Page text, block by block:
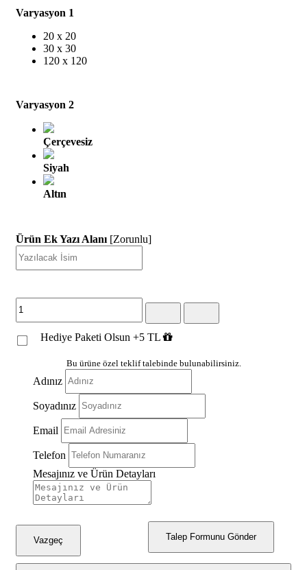
Varyasyon 1
20 x 20
30 x 30
120 x 120
Varyasyon 2
Çerçevesiz
Siyah
Altın
Ürün Ek Yazı Alanı [Zorunlu]
Hediye Paketi Olsun +5 TL
Bu ürüne özel teklif talebinde bulunabilirsiniz.
Adınız
Soyadınız
Email
Telefon
Mesajınız ve Ürün Detayları
Talep Formunu Gönder
Vazgeç